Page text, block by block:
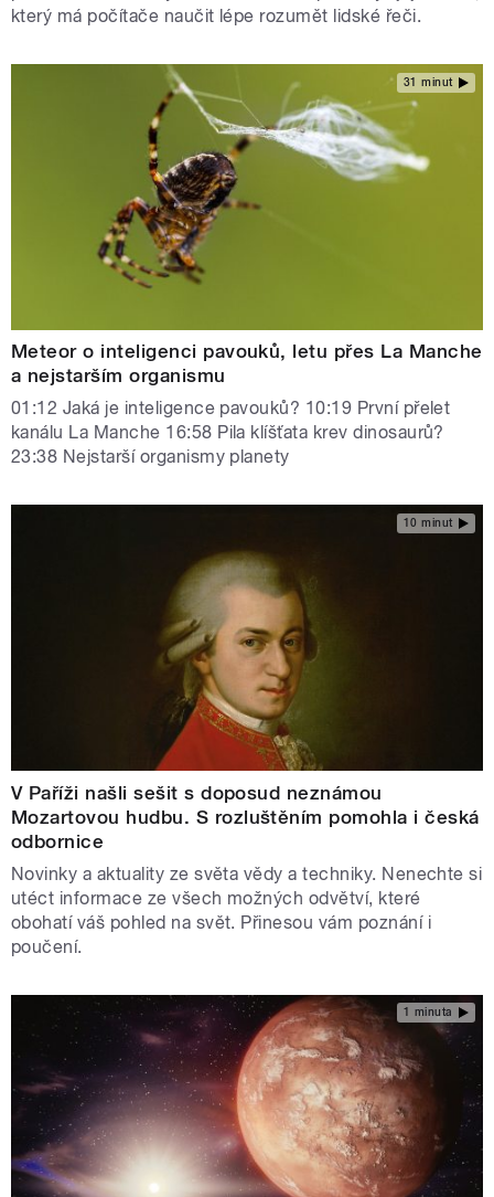
který má počítače naučit lépe rozumět lidské řeči.
31 minut
Meteor o inteligenci pavouků, letu přes La Manche
a nejstarším organismu
01:12 Jaká je inteligence pavouků? 10:19 První přelet
kanálu La Manche 16:58 Pila klíšťata krev dinosaurů?
23:38 Nejstarší organismy planety
10 minut
V Paříži našli sešit s doposud neznámou
Mozartovou hudbu. S rozluštěním pomohla i česká
odbornice
Novinky a aktuality ze světa vědy a techniky. Nenechte si
utéct informace ze všech možných odvětví, které
obohatí váš pohled na svět. Přinesou vám poznání i
poučení.
1 minuta